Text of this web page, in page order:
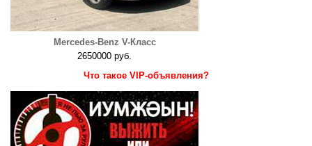
Mercedes-Benz V-Класс
2650000 руб.
Что такое VIP-объявления?